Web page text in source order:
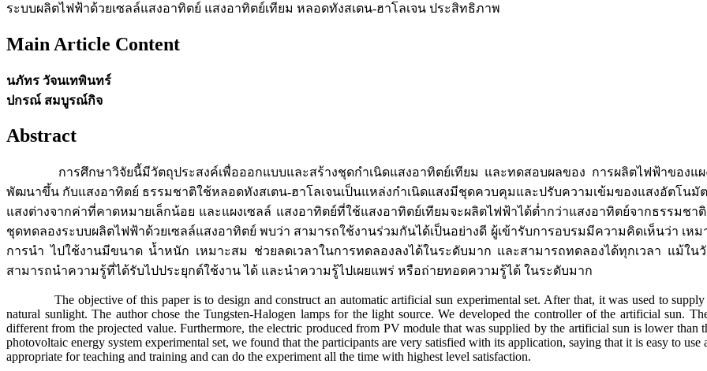
ระบบผลิตไฟฟ้าด้วยเซลล์แสงอาทิตย์ แสงอาทิตย์เทียม หลอดทังสเตน-ฮาโลเจน ประสิทธิภาพ
Main Article Content
นภัทร วัจนเทพินทร์
ปกรณ์ สมบูรณ์กิจ
Abstract
การศึกษาวิจัยนี้มีวัตถุประสงค์เพื่อออกแบบและสร้างชุดกำเนิดแสงอาทิตย์เทียม และทดสอบผลของ การผลิตไฟฟ้าของแผงเ
พัฒนาขึ้น กับแสงอาทิตย์ ธรรมชาติใช้หลอดทังสเตน-ฮาโลเจนเป็นแหล่งกำเนิดแสงมีชุดควบคุมและปรับความเข้มของแสงอัตโนมั
แสงต่างจากค่าที่คาดหมายเล็กน้อย และแผงเซลล์ แสงอาทิตย์ที่ใช้แสงอาทิตย์เทียมจะผลิตไฟฟ้าได้ต่ำกว่าแสงอาทิตย์จากธรร
ชุดทดลองระบบผลิตไฟฟ้าด้วยเซลล์แสงอาทิตย์ พบว่า สามารถใช้งานร่วมกันได้เป็นอย่างดี ผู้เข้ารับการอบรมมีความคิดเห็นว่า เ
การนำ ไปใช้งานมีขนาด น้ำหนัก เหมาะสม ช่วยลดเวลาในการทดลองลงได้ในระดับมาก และสามารถทดลองได้ทุกเวลา แม้
สามารถนำความรู้ที่ได้รับไปประยุกต์ใช้งาน ได้ และนำความรู้ไปเผยแพร่ หรือถ่ายทอดความรู้ได้ ในระดับมาก
The objective of this paper is to design and construct an automatic artificial sun experimental set. After that, it was used to supply
natural sunlight. The author chose the Tungsten-Halogen lamps for the light source. We developed the controller of the artificial sun.
different from the projected value. Furthermore, the electric produced from PV module that was supplied by the artificial sun is lower
photovoltaic energy system experimental set, we found that the participants are very satisfied with its application, saying that it is easy to
appropriate for teaching and training and can do the experiment all the time with highest level satisfaction.